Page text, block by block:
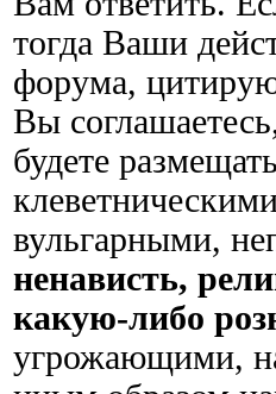
тогда Ваши
форума,
Вы
будете
вульгарными,
ненависть,
какую-либо
угрожающими,